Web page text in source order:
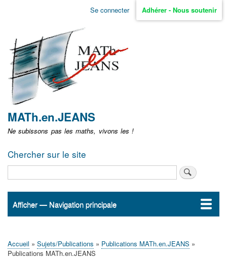
Aller
non
identifié
Se connecter Adhérer - Nous soutenir
MATh.en.JEANS
Ne subissons pas les maths, vivons les !
Chercher sur le site
Navigation
Afficher — Navigation principale
Accueil
Actualités
MATh.en.JEANS ?
Régions et Ateliers
Créer, gérer un atelier
Sujets/Publications
Congrès
Fil
Accueil Sujets/Publications
Publications MATh.en.JEANS
Publications MATh.en.JEANS